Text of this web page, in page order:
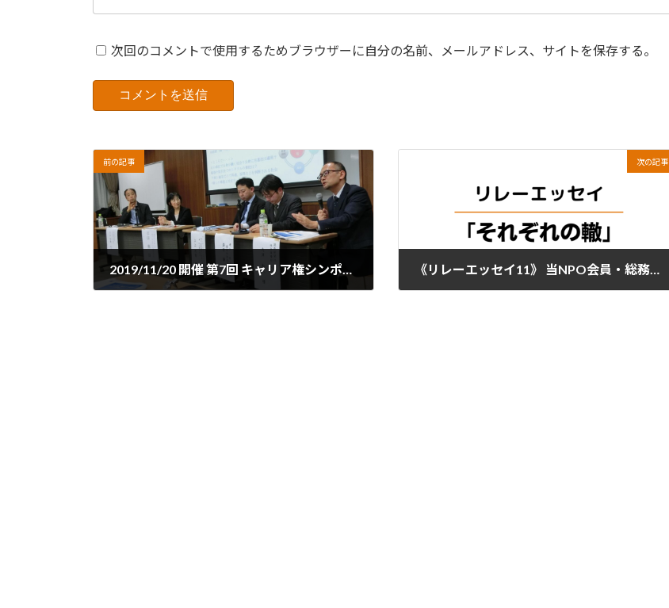
次回のコメントで使用するためブラウザーに自分の名前、メールアドレス、サイトを保存する。
前の記事
2019/11/20 開催 第7回 キャリア権シンポジウム
次の記事
《リレーエッセイ11》 当NPO会員・総務部次長 上市 貞満 様